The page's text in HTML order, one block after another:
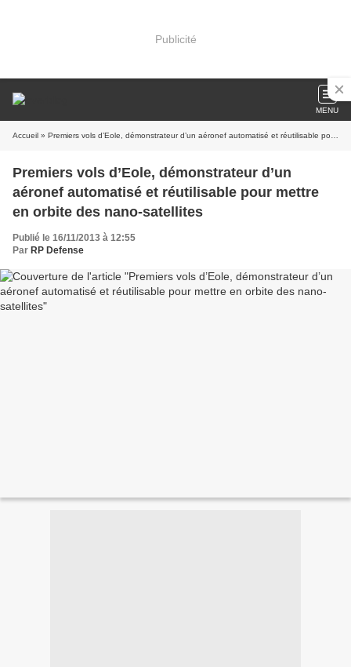
Publicité
MENU
Accueil » Premiers vols d’Eole, démonstrateur d’un aéronef automatisé et réutilisable pour mettre en orbite des nano-satellites
Premiers vols d’Eole, démonstrateur d’un
aéronef automatisé et réutilisable pour mettre
en orbite des nano-satellites
Publié le 16/11/2013 à 12:55
Par RP Defense